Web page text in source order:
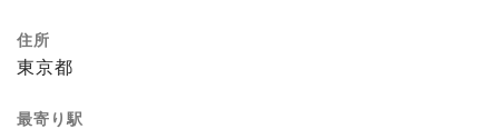
住所
東京都
最寄り駅